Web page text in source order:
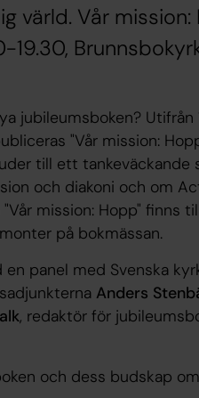
värld. Vår
19.30,
jubileumsboken?
"Vår mission:
till ett
och diakoni och om
"Vår mission: Hopp" finns
på bokmässan.
en panel med Svenska
Anders
, redaktör för
och dess budskap